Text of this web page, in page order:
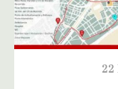
22